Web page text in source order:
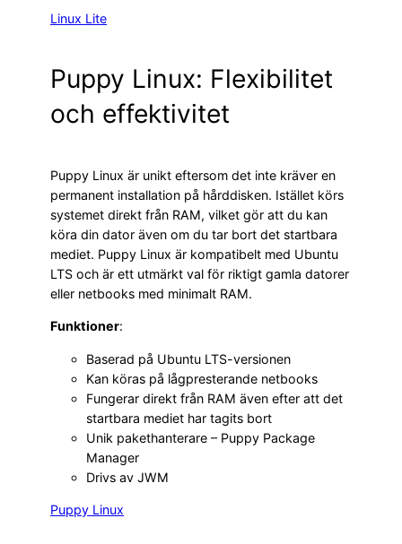
Linux Lite
Puppy Linux: Flexibilitet
och effektivitet
Puppy Linux är unikt eftersom det inte kräver en
permanent installation på hårddisken. Istället körs
systemet direkt från RAM, vilket gör att du kan
köra din dator även om du tar bort det startbara
mediet. Puppy Linux är kompatibelt med Ubuntu
LTS och är ett utmärkt val för riktigt gamla datorer
eller netbooks med minimalt RAM.
Funktioner:
Baserad på Ubuntu LTS-versionen
Kan köras på lågpresterande netbooks
Fungerar direkt från RAM även efter att det
startbara mediet har tagits bort
Unik pakethanterare – Puppy Package
Manager
Drivs av JWM
Puppy Linux